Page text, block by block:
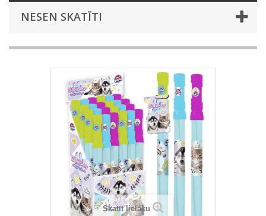
NESEN SKATĪTI
Skatīt lielāku